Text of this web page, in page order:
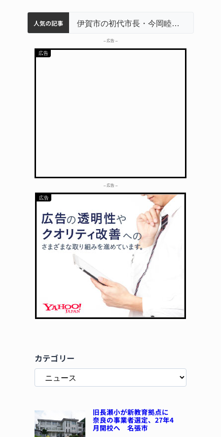
人気の記事
名張市水道料金47％値上げへ 答申案、審議会で大筋まとまる
名張市立病院のDMAT、熊本地震の被災地へ 能登以来3回目の派遣
特産「白鳳梨」の出荷最盛期 直売所にぎわう 伊賀 伊賀市の初代市長・今岡睦之さん死去 87歳
– 広告 –
– 広告 –
カテゴリー
旧長瀬小が新教育拠点に
奈良の事業者選定、27年4
月開校へ 名張市